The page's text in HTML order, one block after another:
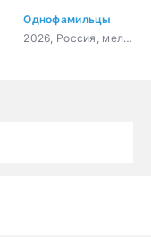
Однофамильцы
2026, Россия, мелодрама